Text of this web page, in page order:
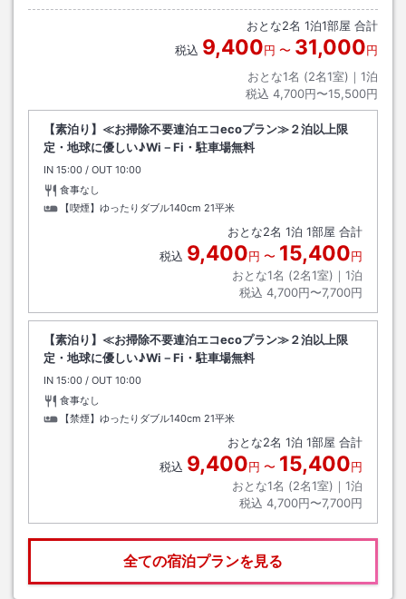
おとな2名 1泊1部屋 合計
税込 9,400円 〜 31,000円
おとな1名 (2名1室)｜ 1泊
税込 4,700円〜15,500円
【素泊り】≪お掃除不要連泊エコecoプラン≫２泊以上限
定・地球に優しい♪Wi－Fi・駐車場無料
IN チェックイン
15:00 / OUT チェックアウト
10:00
食事なし
【喫煙】ゆったりダブル140cm 21平米
おとな2名 1泊 1部屋 合計
税込 9,400円 〜 15,400円
おとな1名 (2名1室)｜ 1泊
税込 4,700円〜7,700円
【素泊り】≪お掃除不要連泊エコecoプラン≫２泊以上限
定・地球に優しい♪Wi－Fi・駐車場無料
IN チェックイン
15:00 / OUT チェックアウト
10:00
食事なし
【禁煙】ゆったりダブル140cm 21平米
おとな2名 1泊 1部屋 合計
税込 9,400円 〜 15,400円
おとな1名 (2名1室)｜ 1泊
税込 4,700円〜7,700円
全ての宿泊プランを見る